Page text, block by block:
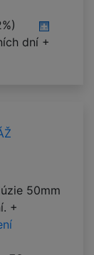
dní +
50mm
+